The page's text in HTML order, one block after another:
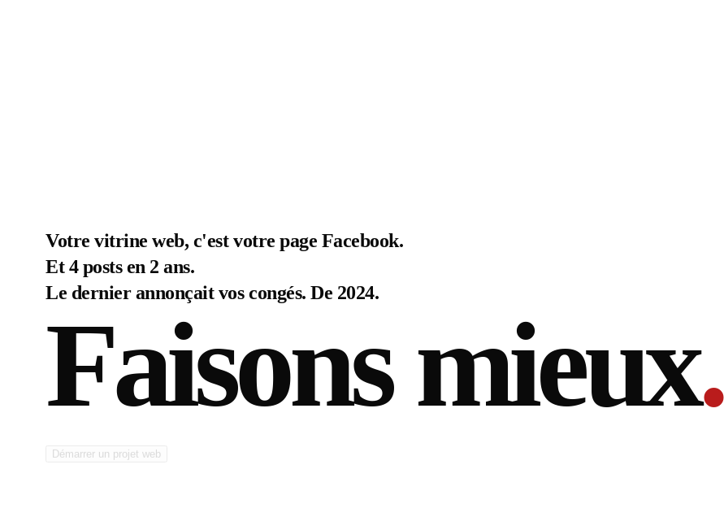
Votre vitrine web, c'est votre page Facebook.
Et 4 posts en 2 ans.
Le dernier annonçait vos congés. De 2024.
Faisons mieux.
Démarrer un projet web